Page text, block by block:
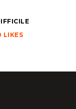
LIKES